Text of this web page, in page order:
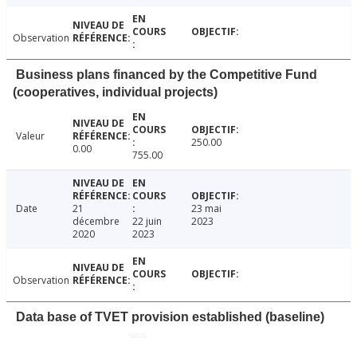
Observation
Business plans financed by the Competitive Fund
(cooperatives, individual projects)
Valeur
0.00
755.00
250.00
Date
21
décembre
2020
22 juin
2023
23 mai
2023
Observation
Data base of TVET provision established (baseline)